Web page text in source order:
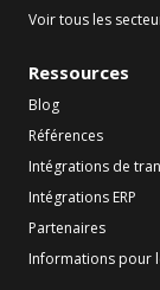
Voir tous les
Ressources
Blog
Références
Intégrations de
Intégrations ERP
Partenaires
Informations pour